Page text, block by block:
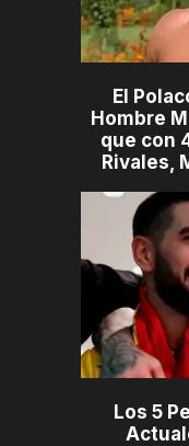
El
Hombre
que con
Rivales,
Los 5